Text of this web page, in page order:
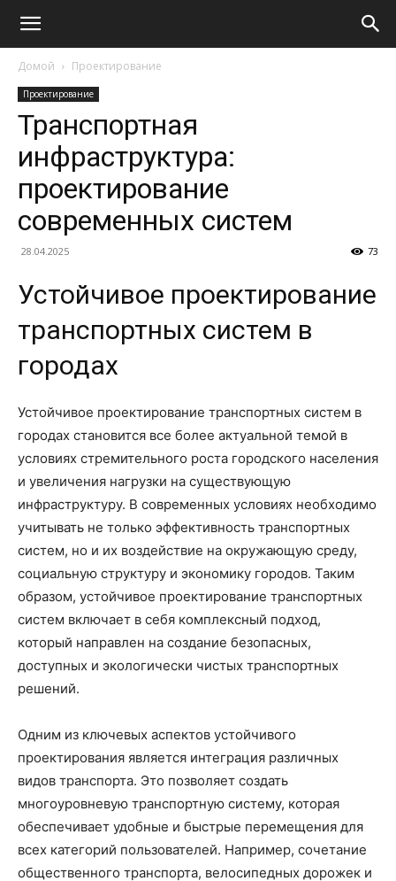
Домой Проектирование
Проектирование
Транспортная
инфраструктура:
проектирование
современных систем
28.04.2025 73
Устойчивое проектирование
транспортных систем в
городах
Устойчивое проектирование транспортных систем в
городах становится все более актуальной темой в
условиях стремительного роста городского населения
и увеличения нагрузки на существующую
инфраструктуру. В современных условиях необходимо
учитывать не только эффективность транспортных
систем, но и их воздействие на окружающую среду,
социальную структуру и экономику городов. Таким
образом, устойчивое проектирование транспортных
систем включает в себя комплексный подход,
который направлен на создание безопасных,
доступных и экологически чистых транспортных
решений.
Одним из ключевых аспектов устойчивого
проектирования является интеграция различных
видов транспорта. Это позволяет создать
многоуровневую транспортную систему, которая
обеспечивает удобные и быстрые перемещения для
всех категорий пользователей. Например, сочетание
общественного транспорта, велосипедных дорожек и